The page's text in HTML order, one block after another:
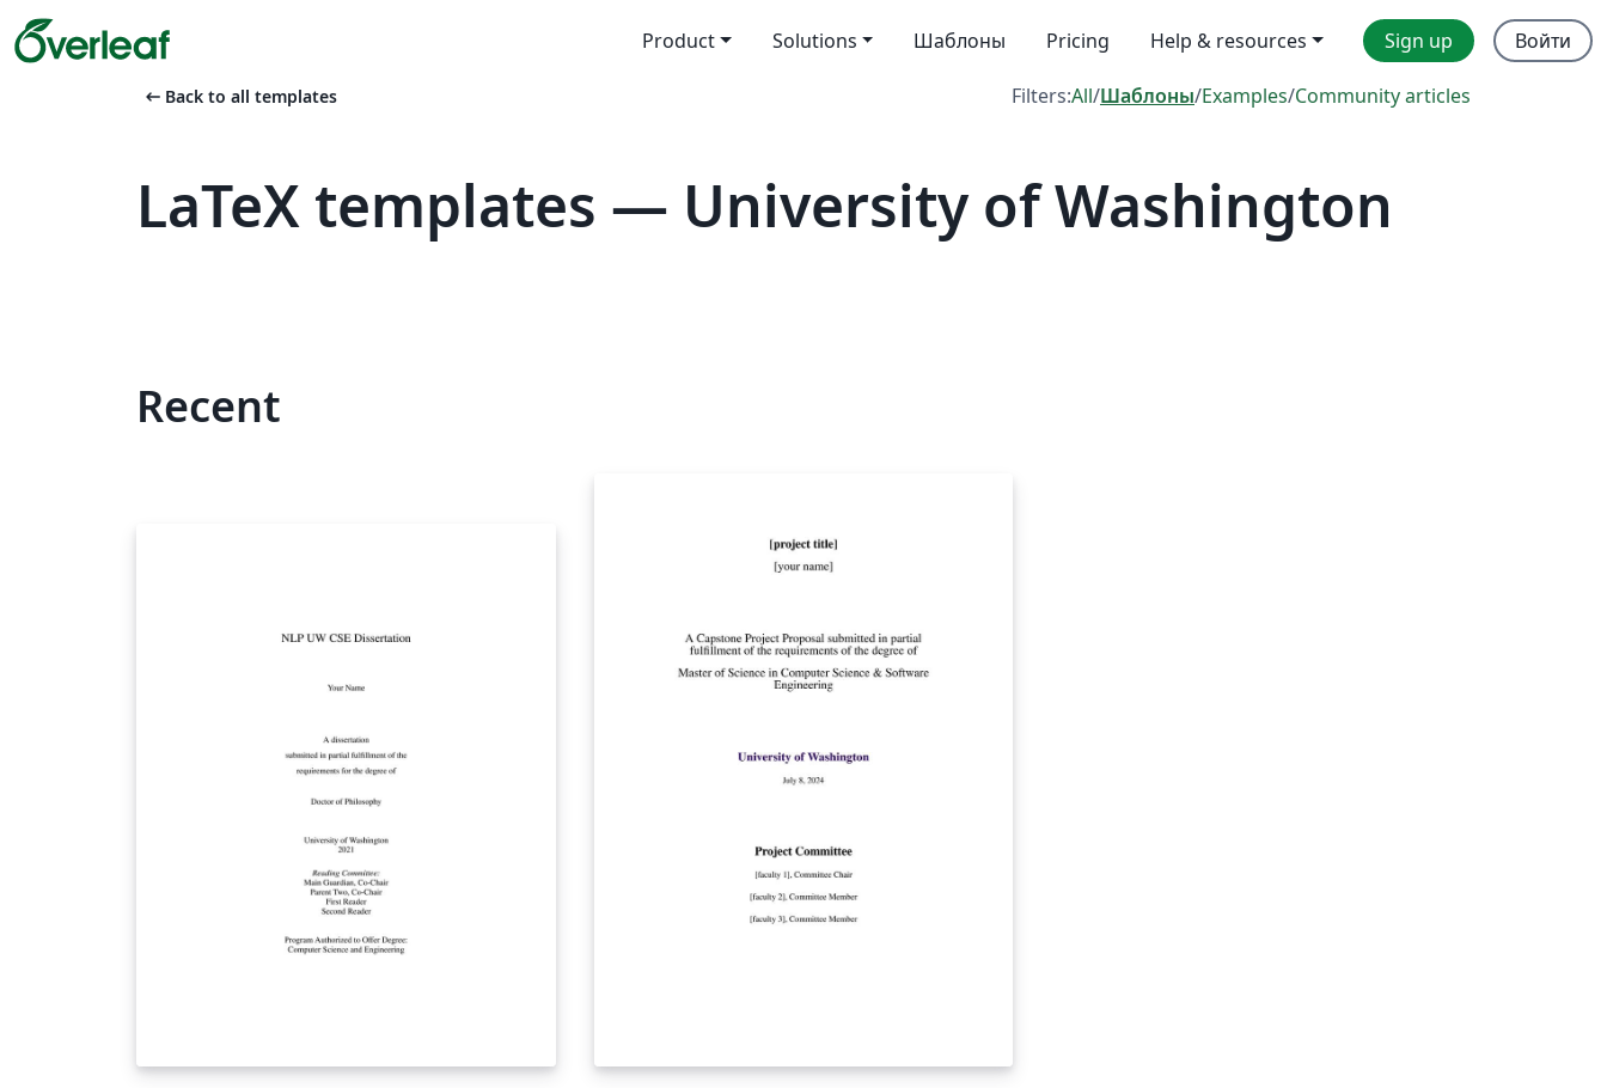
Product Solutions Шаблоны Pricing Help & resources Sign up Войти
arrow_left_alt Back to all templates Filters:All/Шаблоны/Examples/Community articles
LaTeX templates — University of Washington
Recent